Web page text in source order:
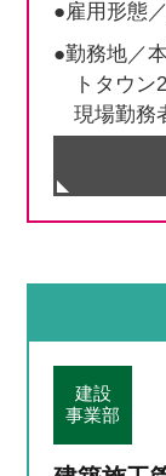
●雇用形態
●勤務地／
トタウン
現場勤務
建設
事業部